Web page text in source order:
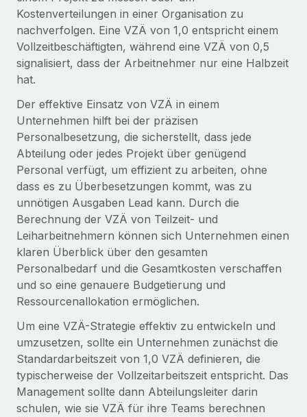
Globales Onboarding und Verwalten von
Freelancer:innen
PEO
Auslagern von komplexen HR-Aufgaben
INFRASTRUKTUR
Remote Embedded
Nahtlose Integration der HR in bestehende Abläufe
Plattform
Integrierte HR-Kernfunktionen für dein Team
Verknüpfen
Neu
Verknüpfung beliebiger KI-Tools mit Remote über unser
MCP
Integrationen
Prozessoptimierung mit unverzichtbaren Business-
DIENSTLEISTUNGEN
Frag unsere Expert:innen
Hilfe von Expert:innen für globale HR & Compliance
WACHSTUMSPHASE
Startups
Mittelstand
Maßgeschneiderte HR-Lösungen, um Teams zu
vergrößern
Enterprise
Globale HR für Konzerne und Großunternehmen
PARTNER WERDEN
Strategische Technologiepartner
Flexible Einbettung von Global-HR-Funktionen in deine
Plattform
Partner werden
Entdecke die Möglichkeiten einer Partnerschaft
Remote Build Demnächst verfügbar
Beratung zu Integrationen und KI-Automatisierung
Gesamtbeschäftigungskosten
Honorarzahlungen berechnen
Informationen zu möglichen Währungen und
LERNEN MIT REMOTE
Forschung und Leitfäden
Fallstudien
HR-Glossar
Checklisten und Vorlagen
Bibliothek für Stellenbeschreibungen
Webinare
Newsroom
Informationen zu Gehältern und Qualifikationen
Insights Center
Nederlands
Français
Español
Italiano
Português (Portugal)
日本語
한국어
中文（简体）
Anmelden
Kostenverteilungen in einer Organisation zu
nachverfolgen. Eine VZÄ von 1,0 entspricht einem
Vollzeitbeschäftigten, während eine VZÄ von 0,5
signalisiert, dass der Arbeitnehmer nur eine Halbzeit
hat.
Der effektive Einsatz von VZÄ in einem
Unternehmen hilft bei der präzisen
Personalbesetzung, die sicherstellt, dass jede
Abteilung oder jedes Projekt über genügend
Personal verfügt, um effizient zu arbeiten, ohne
dass es zu Überbesetzungen kommt, was zu
unnötigen Ausgaben Lead kann. Durch die
Berechnung der VZÄ von Teilzeit- und
Leiharbeitnehmern können sich Unternehmen einen
klaren Überblick über den gesamten
Personalbedarf und die Gesamtkosten verschaffen
und so eine genauere Budgetierung und
Ressourcenallokation ermöglichen.
Um eine VZÄ-Strategie effektiv zu entwickeln und
umzusetzen, sollte ein Unternehmen zunächst die
Standardarbeitszeit von 1,0 VZÄ definieren, die
typischerweise der Vollzeitarbeitszeit entspricht. Das
Management sollte dann Abteilungsleiter darin
schulen, wie sie VZÄ für ihre Teams berechnen